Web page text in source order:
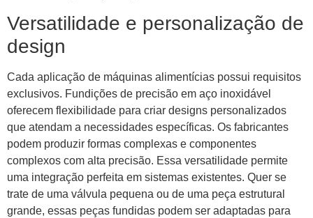
Versatilidade e personalização de
design
Cada aplicação de máquinas alimentícias possui requisitos
exclusivos. Fundições de precisão em aço inoxidável
oferecem flexibilidade para criar designs personalizados
que atendam a necessidades específicas. Os fabricantes
podem produzir formas complexas e componentes
complexos com alta precisão. Essa versatilidade permite
uma integração perfeita em sistemas existentes. Quer se
trate de uma válvula pequena ou de uma peça estrutural
grande, essas peças fundidas podem ser adaptadas para